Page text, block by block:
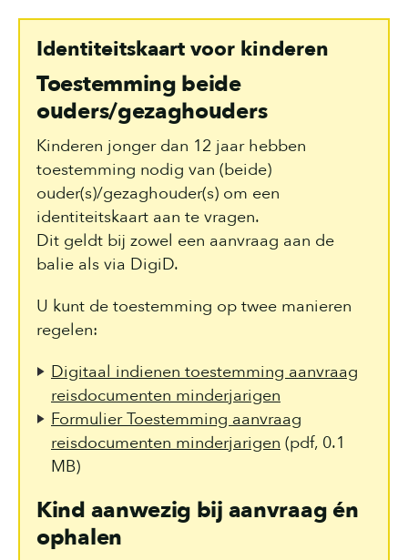
Identiteitskaart voor kinderen
Toestemming beide
ouders/gezaghouders
Kinderen jonger dan 12 jaar hebben
toestemming nodig van (beide)
ouder(s)/gezaghouder(s) om een
identiteitskaart aan te vragen.
Dit geldt bij zowel een aanvraag aan de
balie als via DigiD.
U kunt de toestemming op twee manieren
regelen:
Digitaal indienen toestemming aanvraag
reisdocumenten minderjarigen
Formulier Toestemming aanvraag
reisdocumenten minderjarigen (pdf, 0.1
MB)
Kind aanwezig bij aanvraag én
ophalen